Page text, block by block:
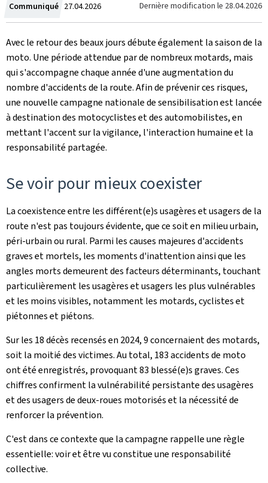
Communiqué Crée
le
27.04.2026 Dernière modification le 28.04.2026
Avec le retour des beaux jours débute également la saison de la
moto. Une période attendue par de nombreux motards, mais
qui s'accompagne chaque année d'une augmentation du
nombre d'accidents de la route. Afin de prévenir ces risques,
une nouvelle campagne nationale de sensibilisation est lancée
à destination des motocyclistes et des automobilistes, en
mettant l'accent sur la vigilance, l'interaction humaine et la
responsabilité partagée.
Se voir pour mieux coexister
La coexistence entre les différent(e)s usagères et usagers de la
route n'est pas toujours évidente, que ce soit en milieu urbain,
péri-urbain ou rural. Parmi les causes majeures d'accidents
graves et mortels, les moments d'inattention ainsi que les
angles morts demeurent des facteurs déterminants, touchant
particulièrement les usagères et usagers les plus vulnérables
et les moins visibles, notamment les motards, cyclistes et
piétonnes et piétons.
Sur les 18 décès recensés en 2024, 9 concernaient des motards,
soit la moitié des victimes. Au total, 183 accidents de moto
ont été enregistrés, provoquant 83 blessé(e)s graves. Ces
chiffres confirment la vulnérabilité persistante des usagères
et des usagers de deux‑roues motorisés et la nécessité de
renforcer la prévention.
C'est dans ce contexte que la campagne rappelle une règle
essentielle: voir et être vu constitue une responsabilité
collective.